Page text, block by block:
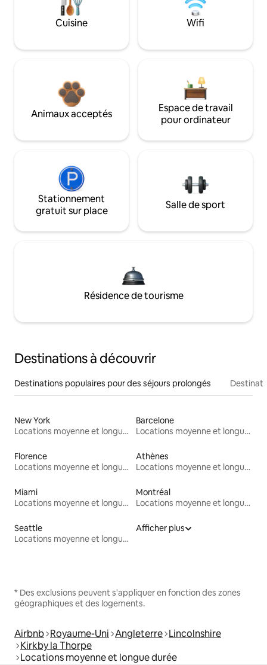
Cuisine Wifi
Animaux acceptés
Espace de travail
pour ordinateur
Stationnement
gratuit sur place
Salle de sport
Résidence de tourisme
Destinations à découvrir
Destinations populaires pour des séjours prolongés
New York
Locations moyenne et longue durée
Barcelone
Locations moyenne et longue durée
Florence
Locations moyenne et longue durée
Athènes
Locations moyenne et longue durée
Miami
Locations moyenne et longue durée
Montréal
Locations moyenne et longue durée
Seattle
Locations moyenne et longue durée
Afficher plus
* Des exclusions peuvent s'appliquer en fonction des zones
géographiques et des logements.
Airbnb Royaume-Uni Angleterre Lincolnshire
Kirkby la Thorpe
Locations moyenne et longue durée